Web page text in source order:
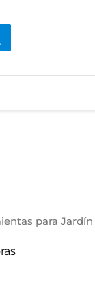
para Jardín